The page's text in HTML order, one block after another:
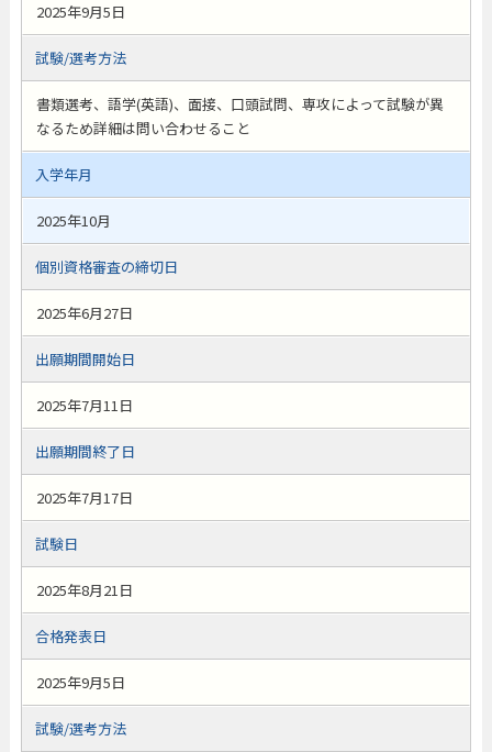
2025年9月5日
試験/選考方法
書類選考、語学(英語)、面接、口頭試問、専攻によって試験が異
なるため詳細は問い合わせること
入学年月
2025年10月
個別資格審査の締切日
2025年6月27日
出願期間開始日
2025年7月11日
出願期間終了日
2025年7月17日
試験日
2025年8月21日
合格発表日
2025年9月5日
試験/選考方法